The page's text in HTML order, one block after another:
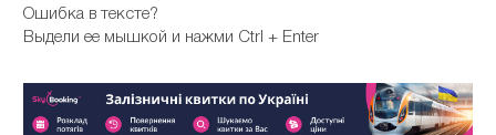
Ошибка в тексте?
Выдели ее мышкой и нажми Ctrl + Enter